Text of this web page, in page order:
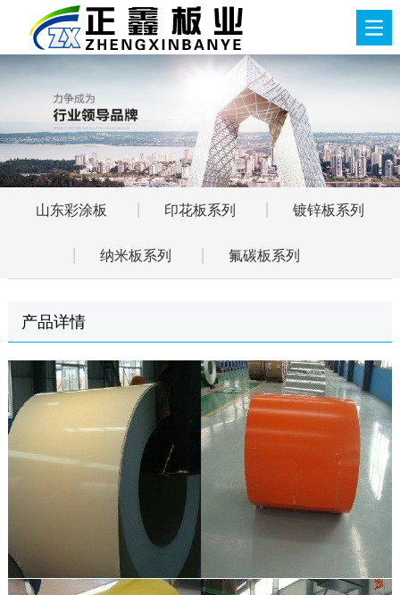
山东彩涂板 印花板系列 镀锌板系列
纳米板系列 氟碳板系列
产品详情